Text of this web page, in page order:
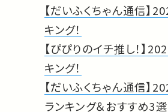
【だいふくちゃん通信】
キング！
【ぴぴりのイチ推し！】
キング！
【だいふくちゃん通信】
ランキング＆おすすめ3選